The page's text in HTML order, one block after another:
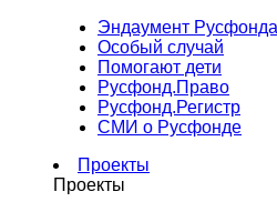
Эндаумент Русфонда
Особый случай
Помогают дети
Русфонд.Право
Русфонд.Регистр
СМИ о Русфонде
Проекты
Проекты